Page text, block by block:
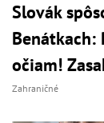
Slovák
očiam!
Zahraničné